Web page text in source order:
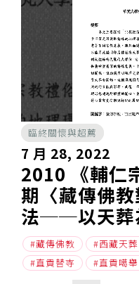
巴麥欽哲傳承
第三世巴麥欽哲仁波
傳承上師授證
專書與譯著
*巴麥寺與麥青寺的聯
臨終關懷與超薦
7 月 28, 2022
2010 《輔仁
期〈藏傳佛
法──以天葬
藏傳佛教 西藏天葬
直貢替寺
直貢噶